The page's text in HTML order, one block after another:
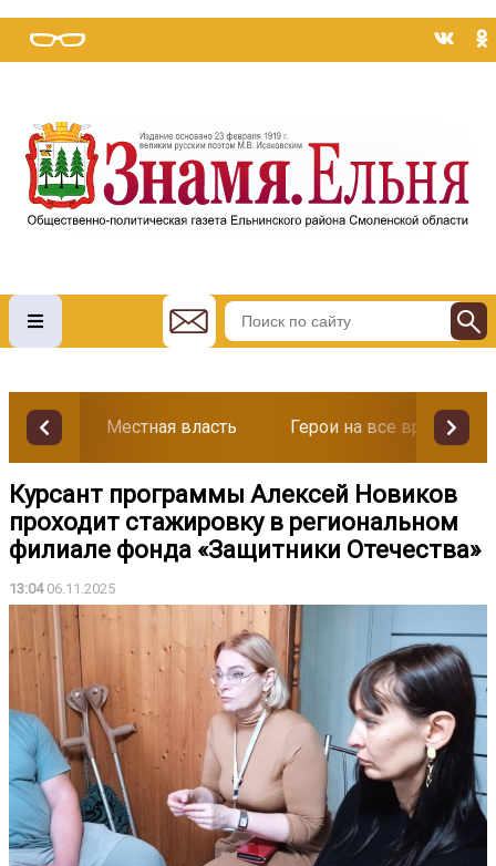
Местная власть Герои на все времена
Курсант программы Алексей Новиков
проходит стажировку в региональном
филиале фонда «Защитники Отечества»
13:0406.11.2025